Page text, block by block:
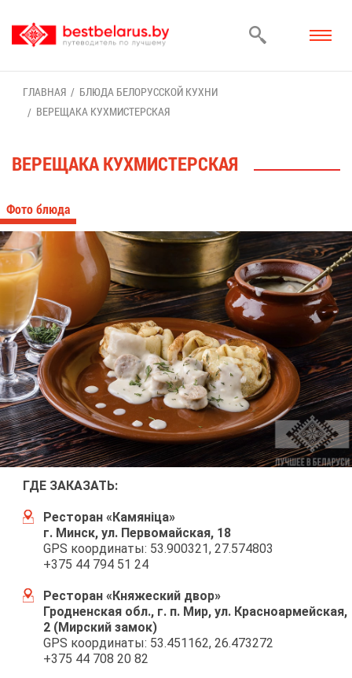
ГЛАВ­НАЯ
БЛЮ­ДА БЕ­ЛО­РУС­СКОЙ КУХ­НИ
ВЕ­РЕ­ЩА­КА КУХ­МИ­СТЕР­СКАЯ
ВЕ­РЕ­ЩА­КА КУХ­МИ­СТЕР­СКАЯ
Фо­то блю­да
ГДЕ ЗА­КА­ЗАТЬ:
Ре­сто­ран «Ка­мянi­ца»
г. Минск, ул. Пер­во­май­ская, 18
GPS ко­ор­ди­на­ты: 53.900321, 27.574803
+375 44 794 51 24
Ре­сто­ран «Кня­же­ский двор»
Грод­нен­ская обл., г. п. Мир, ул. Крас­но­ар­мей­ская,
2 (Мир­ский за­мок)
GPS ко­ор­ди­на­ты: 53.451162, 26.473272
+375 44 708 20 82